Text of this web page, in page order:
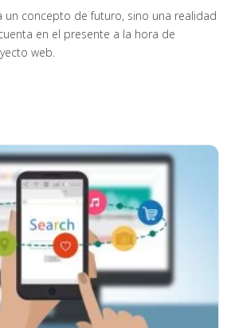
un concepto de futuro, sino una realidad
en el presente a la hora de
web.